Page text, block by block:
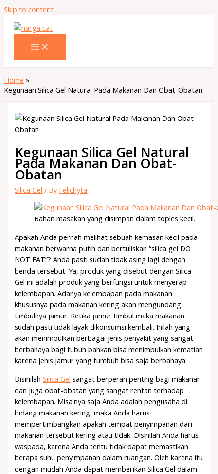
Skip to content
Home
Kegunaan Silica Gel Natural Pada Makanan Dan Obat-Obatan
Kegunaan Silica Gel Natural
Pada Makanan Dan Obat-
Obatan
Silica Gel / By Felichyta
Bahan masakan yang disimpan dalam toples kecil.
Apakah Anda pernah melihat sebuah kemasan kecil pada
makanan berwarna putih dan bertuliskan “silica gel DO
NOT EAT”? Anda pasti sudah tidak asing lagi dengan
benda tersebut. Ya, produk yang disebut dengan Silica
Gel ini adalah produk yang berfungsi untuk menyerap
kelembapan. Adanya kelembapan pada makanan
khususnya pada makanan kering akan mengundang
timbulnya jamur. Ketika jamur timbul maka makanan
sudah pasti tidak layak dikonsumsi kembali. Inilah yang
akan menimbulkan berbagai jenis penyakit yang sangat
berbahaya bagi tubuh bahkan bisa menimbulkan kematian
karena jenis jamur yang tumbuh bisa saja berbahaya.
DisinilahSilica Gel sangat berperan penting bagi makanan
dan juga obat-obatan yang sangat rentan terhadap
kelembapan. Misalnya saja Anda adalah pengusaha di
bidang makanan kering, maka Anda harus
mempertimbangkan apakah tempat penyimpanan dari
makanan tersebut kering atau tidak. Disinilah Anda harus
waspada, karena Anda tentu tidak dapat memastikan
berapa suhu penyimpanan dalam ruangan. Oleh karena itu
dengan mudah Anda dapat memberikan Silica Gel dalam